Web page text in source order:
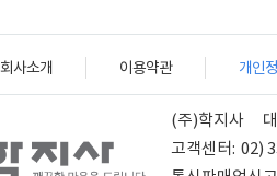
회사소개 이용약관 개인
(주)학지사
고객센터: 02)